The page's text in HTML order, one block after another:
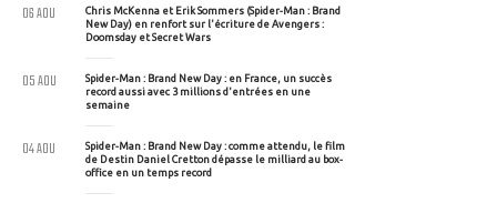
Chris McKenna et Erik Sommers (Spider-Man : Brand
New Day) en renfort sur l'écriture de Avengers :
Doomsday et Secret Wars
06 AOU
Spider-Man : Brand New Day : en France, un succès
record aussi avec 3 millions d'entrées en une
semaine
05 AOU
Spider-Man : Brand New Day : comme attendu, le film
de Destin Daniel Cretton dépasse le milliard au box-
office en un temps record
04 AOU